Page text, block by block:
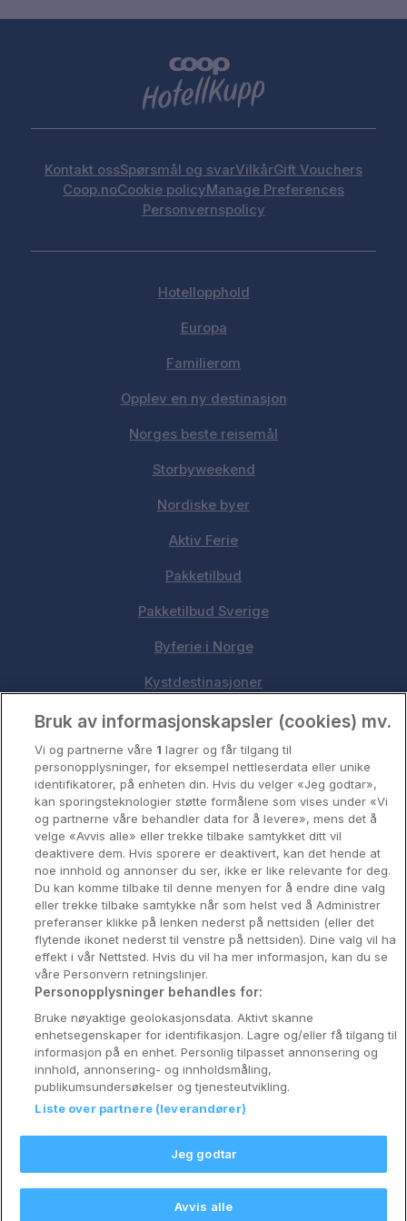
Kontakt ossSpørsmål og svarVilkårGift Vouchers
Coop.noCookie policyManage Preferences
Personvernspolicy
Hotellopphold
Europa
Familierom
Opplev en ny destinasjon
Norges beste reisemål
Storbyweekend
Nordiske byer
Aktiv Ferie
Pakketilbud
Pakketilbud Sverige
Byferie i Norge
Kystdestinasjoner
Oslo
Stavanger
Bergen
Utforsk Norden
Om Coop HotellKupp
Konkurranse
Koselig avbrekk
Velvære i var
Premiumhotell
Venninnetur
Reservasjonsspørsmål:
Hotellsupport:scandinavian@digibreaks.com
Bruk av informasjonskapsler (cookies) mv.
Vi og partnerne våre 1 lagrer og får tilgang til
personopplysninger, for eksempel nettleserdata eller unike
identifikatorer, på enheten din. Hvis du velger «Jeg godtar»,
kan sporingsteknologier støtte formålene som vises under «Vi
og partnerne våre behandler data for å levere», mens det å
velge «Avvis alle» eller trekke tilbake samtykket ditt vil
deaktivere dem. Hvis sporere er deaktivert, kan det hende at
noe innhold og annonser du ser, ikke er like relevante for deg.
Du kan komme tilbake til denne menyen for å endre dine valg
eller trekke tilbake samtykke når som helst ved å Administrer
preferanser klikke på lenken nederst på nettsiden (eller det
flytende ikonet nederst til venstre på nettsiden). Dine valg vil ha
effekt i vår Nettsted. Hvis du vil ha mer informasjon, kan du se
våre Personvern retningslinjer.
Personopplysninger behandles for:
Bruke nøyaktige geolokasjonsdata. Aktivt skanne
enhetsegenskaper for identifikasjon. Lagre og/eller få tilgang til
informasjon på en enhet. Personlig tilpasset annonsering og
innhold, annonsering- og innholdsmåling,
publikumsundersøkelser og tjenesteutvikling.
Liste over partnere (leverandører)
Jeg godtar
Avvis alle